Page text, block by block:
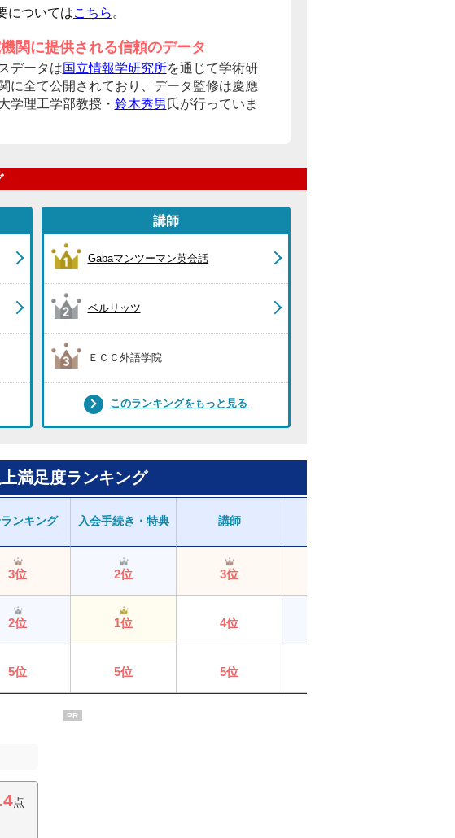
についてはこちら 。
関に提供される信頼のデータ
データは国立情報学研究所を通じて学術研
に全て公開されており、データ監修は慶應
学理工学部教授・ 鈴木秀男 氏が行っていま
講師
Gabaマンツーマン英会話
ベルリッツ
ＥＣＣ外語学院
このランキングをもっと見る
満足度ランキング
ンキング 入会手続き・特典 講師
3位 2位 3位
2位 1位 4位
5位 5位 5位
.4点
PR